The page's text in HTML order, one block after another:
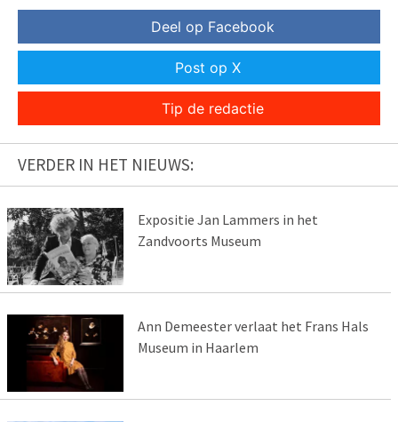
Deel op Facebook
Post op X
Tip de redactie
VERDER IN HET NIEUWS:
Expositie Jan Lammers in het
Zandvoorts Museum
Ann Demeester verlaat het Frans Hals
Museum in Haarlem